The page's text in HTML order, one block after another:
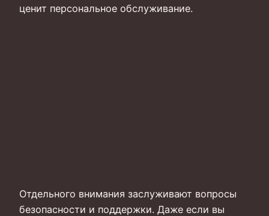
ценит персональное обслуживание.
Отдельного внимания заслуживают вопросы
безопасности и поддержки. Даже если вы